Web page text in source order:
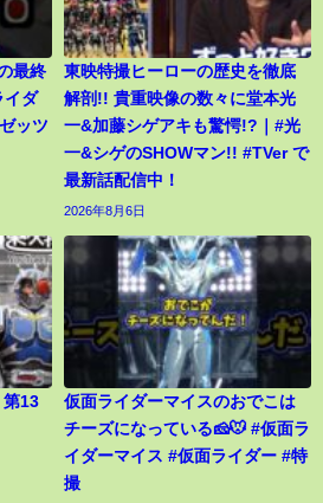
最終
イダ
ッツ
東映特撮ヒーローの歴史を徹底
解剖!! 貴重映像の数々に堂本光
一&加藤シゲアキも驚愕!?｜#光
一&シゲのSHOWマン!! #TVer で
最新話配信中！
2026年8月6日
13
仮面ライダーマイスのおでこは
チーズになっている🧀🐭 #仮面ラ
イダーマイス #仮面ライダー #特
撮